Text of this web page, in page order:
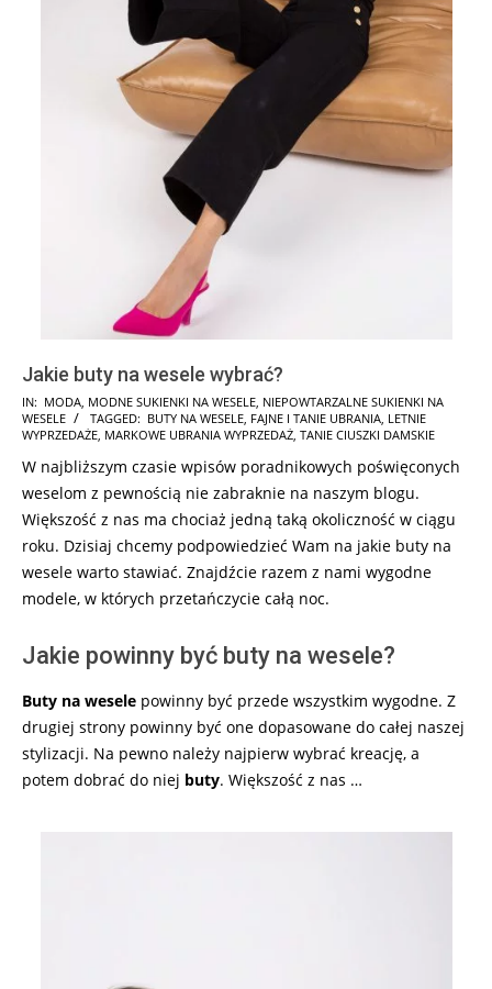
Jakie buty na wesele wybrać?
2024-
05-
IN: MODA MODNE SUKIENKI NA WESELE NIEPOWTARZALNE SUKIENKI NA
WESELE
TAGGED: BUTY NA WESELE FAJNE I TANIE UBRANIA LETNIE
WYPRZEDAŻE MARKOWE UBRANIA WYPRZEDAŻ TANIE CIUSZKI DAMSKIE
W najbliższym czasie wpisów poradnikowych poświęconych
weselom z pewnością nie zabraknie na naszym blogu.
Większość z nas ma chociaż jedną taką okoliczność w ciągu
roku. Dzisiaj chcemy podpowiedzieć Wam na jakie buty na
wesele warto stawiać. Znajdźcie razem z nami wygodne
modele, w których przetańczycie całą noc.
Jakie powinny być buty na wesele?
Buty na wesele powinny być przede wszystkim wygodne. Z
drugiej strony powinny być one dopasowane do całej naszej
stylizacji. Na pewno należy najpierw wybrać kreację, a
potem dobrać do niej buty. Większość z nas …